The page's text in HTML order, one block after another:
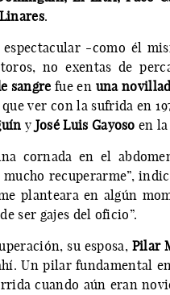
.
espectacular -como él
no exentas de
sangre fue en una
ver con la sufrida en
y José Luis Gayoso en la
cornada en el
mucho recuperarme”,
planteara en algún
ser gajes del oficio”.
su esposa, Pilar
Un pilar fundamental
cuando aún eran